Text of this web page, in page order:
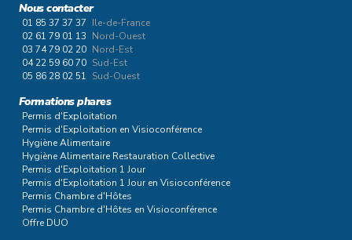
Nous contacter
01 85 37 37 37 Ile-de-France
02 61 79 01 13 Nord-Ouest
03 74 79 02 20 Nord-Est
04 22 59 60 70 Sud-Est
05 86 28 02 51 Sud-Ouest
Formations phares
Permis d'Exploitation
Permis d'Exploitation en Visioconférence
Hygiène Alimentaire
Hygiène Alimentaire Restauration Collective
Permis d'Exploitation 1 Jour
Permis d'Exploitation 1 Jour en Visioconférence
Permis Chambre d'Hôtes
Permis Chambre d'Hôtes en Visioconférence
Offre DUO